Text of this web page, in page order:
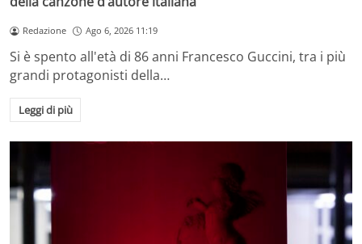
Redazione Ago 6, 2026 11:19
Si è spento all'età di 86 anni Francesco Guccini, tra i più
grandi protagonisti della…
Leggi di più